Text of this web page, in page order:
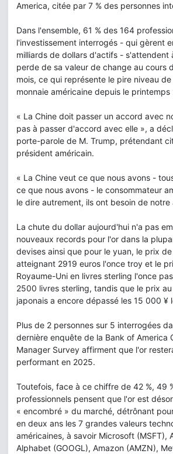
America, citée par 7 % des personnes
Dans l'ensemble, 61 % des 164
l'investissement interrogés - qui gèrent
milliards de dollars d'actifs - s'attendent
perde de sa valeur de change au cours
mois, ce qui représente le pire niveau
monnaie américaine depuis le printemps
« La Chine doit passer un accord avec
pas à passer d'accord avec elle », a
porte-parole de M. Trump, prétendant
président américain.
« La Chine veut ce que nous avons -
ce que nous avons - le consommateur
le dire autrement, ils ont besoin de notre
La chute du dollar aujourd'hui n'a pas
nouveaux records pour l'or dans la
devises ainsi que pour le yuan, le prix
atteignant 2919 euros l'once troy et le
Royaume-Uni en livres sterling l'once
2500 livres sterling, tandis que le prix
japonais a encore dépassé les 15 000 ¥
Plus de 2 personnes sur 5 interrogées
dernière enquête de la Bank of America
Manager Survey affirment que l'or
performant en 2025.
Toutefois, face à ce chiffre de 42 %, 49
professionnels pensent que l'or est
« encombré » du marché, détrônant
en deux ans les 7 grandes valeurs
américaines, à savoir Microsoft (MSFT),
Alphabet (GOOGL), Amazon (AMZN),